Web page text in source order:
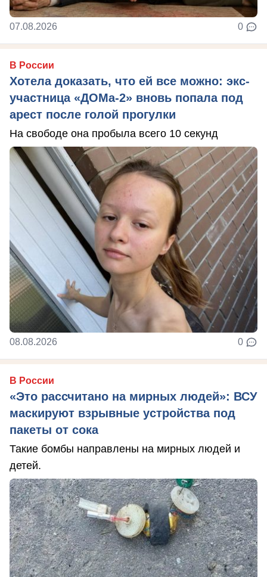
07.08.2026 0
В России
Хотела доказать, что ей все можно: экс-
участница «ДОМа-2» вновь попала под
арест после голой прогулки
На свободе она пробыла всего 10 секунд
08.08.2026 0
В России
«Это рассчитано на мирных людей»: ВСУ
маскируют взрывные устройства под
пакеты от сока
Такие бомбы направлены на мирных людей и
детей.